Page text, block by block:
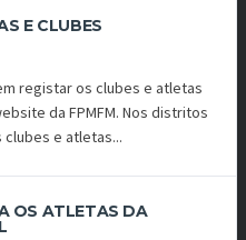
E CLUBES
registar os clubes e atletas
da FPMFM. Nos distritos
e atletas...
OS ATLETAS DA